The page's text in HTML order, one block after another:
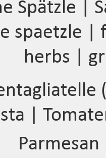
Spätzle |
spaetzle |
herbs |
|